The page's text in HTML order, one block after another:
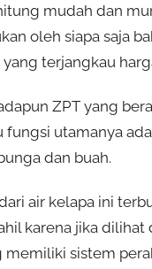
mudah dan
oleh siapa saja
terjangkau
ZPT yang
utamanya
dan buah.
air kelapa ini
karena jika
sistem